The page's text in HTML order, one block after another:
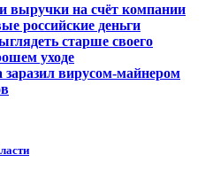
выручки на счёт компании
российские деньги
старше своего
уходе
вирусом-майнером